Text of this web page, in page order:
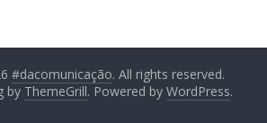
#dacomunicação. All rights reserved.
by ThemeGrill. Powered by WordPress.